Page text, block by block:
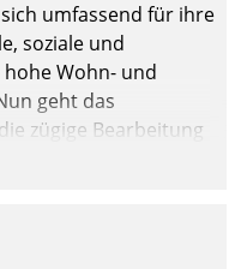
umfassend für ihre
soziale und
Wohn- und
geht das
zügige Bearbeitung
das
eigenen Kanal